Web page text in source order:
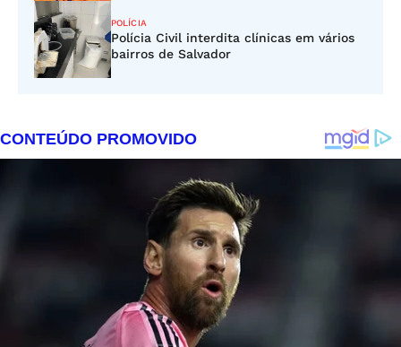
POLÍCIA
Polícia Civil interdita clínicas em vários
bairros de Salvador